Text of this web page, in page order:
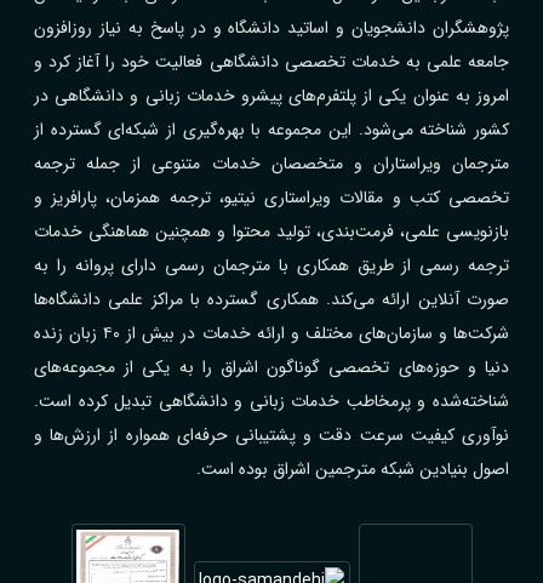
پژوهشگران دانشجویان و اساتید دانشگاه و در پاسخ به نیاز روزافزون
جامعه علمی به خدمات تخصصی دانشگاهی فعالیت خود را آغاز کرد و
امروز به عنوان یکی از پلتفرم‌های پیشرو خدمات زبانی و دانشگاهی در
کشور شناخته می‌شود. این مجموعه با بهره‌گیری از شبکه‌ای گسترده از
مترجمان ویراستاران و متخصصان خدمات متنوعی از جمله ترجمه
تخصصی کتب و مقالات ویراستاری نیتیو، ترجمه همزمان، پارافریز و
بازنویسی علمی، فرمت‌بندی، تولید محتوا و همچنین هماهنگی خدمات
ترجمه رسمی از طریق همکاری با مترجمان رسمی دارای پروانه را به
صورت آنلاین ارائه می‌کند. همکاری گسترده با مراکز علمی دانشگاه‌ها
شرکت‌ها و سازمان‌های مختلف و ارائه خدمات در بیش از ۴۰ زبان زنده
دنیا و حوزه‌های تخصصی گوناگون اشراق را به یکی از مجموعه‌های
شناخته‌شده و پرمخاطب خدمات زبانی و دانشگاهی تبدیل کرده است.
نوآوری کیفیت سرعت دقت و پشتیبانی حرفه‌ای همواره از ارزش‌ها و
اصول بنیادین شبکه مترجمین اشراق بوده است.